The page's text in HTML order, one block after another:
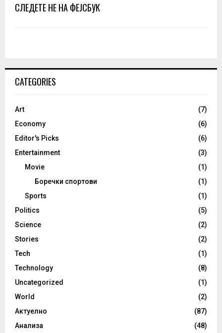
СЛЕДЕТЕ НЕ НА ФЕЈСБУК
CATEGORIES
Art
(7)
Economy
(6)
Editor's Picks
(6)
Entertainment
(3)
Movie
(1)
Боречки спортови
(1)
Sports
(1)
Politics
(5)
Science
(2)
Stories
(2)
Tech
(1)
Technology
(8)
Uncategorized
(1)
World
(2)
Актуелно
(87)
Анализа
(48)